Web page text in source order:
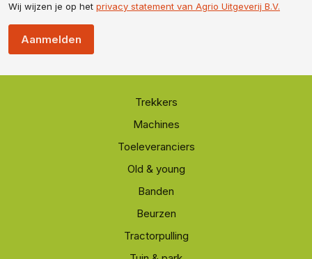
Wij wijzen je op het privacy statement van Agrio Uitgeverij B.V.
Aanmelden
Trekkers
Machines
Toeleveranciers
Old & young
Banden
Beurzen
Tractorpulling